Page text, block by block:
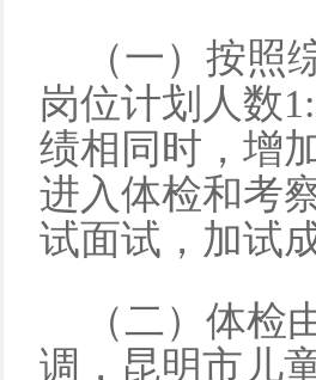
（一）按
岗位计划人数
绩相同时，增
进入体检和考
试面试，加试
（二）体
调，昆明市儿